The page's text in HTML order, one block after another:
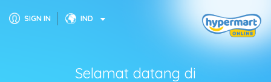
SIGN IN IND
Selamat datang di